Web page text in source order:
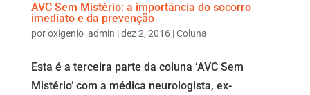
AVC Sem Mistério: a importância do socorro
imediato e da prevenção
poroxigenio_admin |dez 2, 2016|Coluna
Esta é a terceira parte da coluna ‘AVC Sem
Mistério’ com a médica neurologista, ex-